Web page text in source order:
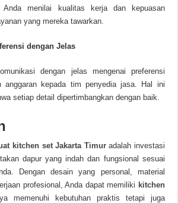
Anda menilai kualitas kerja dan kepuasan
yang mereka tawarkan.
dengan Jelas
dengan jelas mengenai preferensi
anggaran kepada tim penyedia jasa. Hal ini
setiap detail dipertimbangkan dengan baik.
kitchen set Jakarta Timur adalah investasi
dapur yang indah dan fungsional sesuai
Dengan desain yang personal, material
profesional, Anda dapat memiliki kitchen
memenuhi kebutuhan praktis tetapi juga